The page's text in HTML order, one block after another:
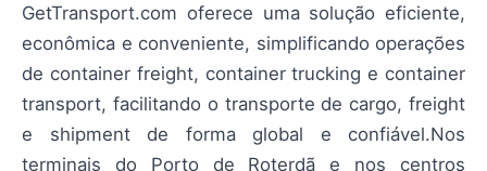
GetTransport.com oferece uma solução eficiente,
econômica e conveniente, simplificando operações
de container freight, container trucking e container
transport, facilitando o transporte de cargo, freight
e shipment de forma global e confiável.Nos
terminais do Porto de Roterdã e nos centros